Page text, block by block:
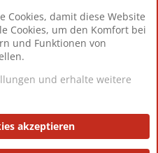
12.426
nabulamisika
Impressum
Cookies, damit diese Website
Cookies, um den Komfort bei
und Funktionen von
und erhalte weitere
akzeptieren